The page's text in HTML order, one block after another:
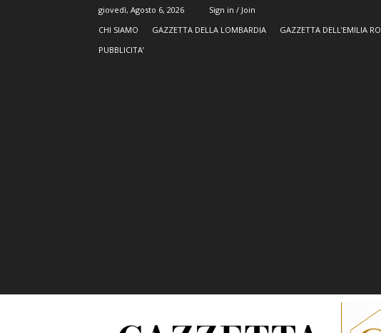
giovedì, Agosto 6, 2026
Sign in / Join
CHI SIAMO
GAZZETTA DELLA LOMBARDIA GAZZETTA DELL’EMILIA
PUBBLICITA’